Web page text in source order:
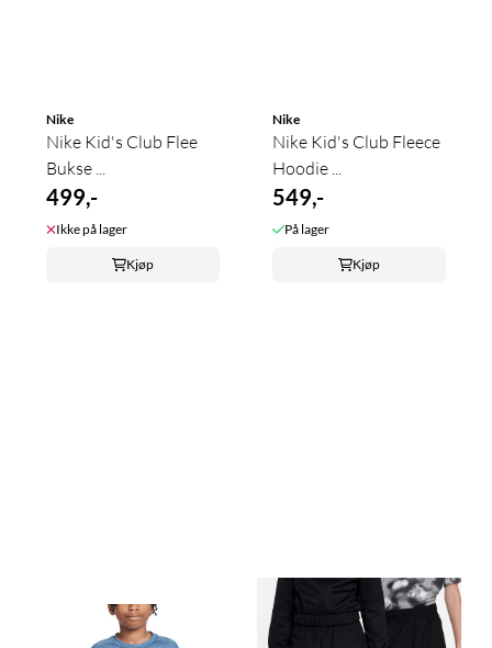
Nike
Nike Kid's Club Flee
Bukse ...
499,-
Ikke på lager
Kjøp
Nike
Nike Kid's Club Fleece
Hoodie ...
549,-
På lager
Kjøp